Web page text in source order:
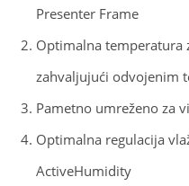
Presenter Frame
Optimalna temperatura
zahvaljujući odvojenim
Pametno umreženo za
Optimalna regulacija
ActiveHumidity